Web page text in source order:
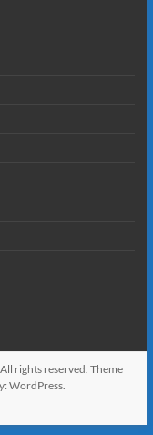
rights reserved. Theme
WordPress.